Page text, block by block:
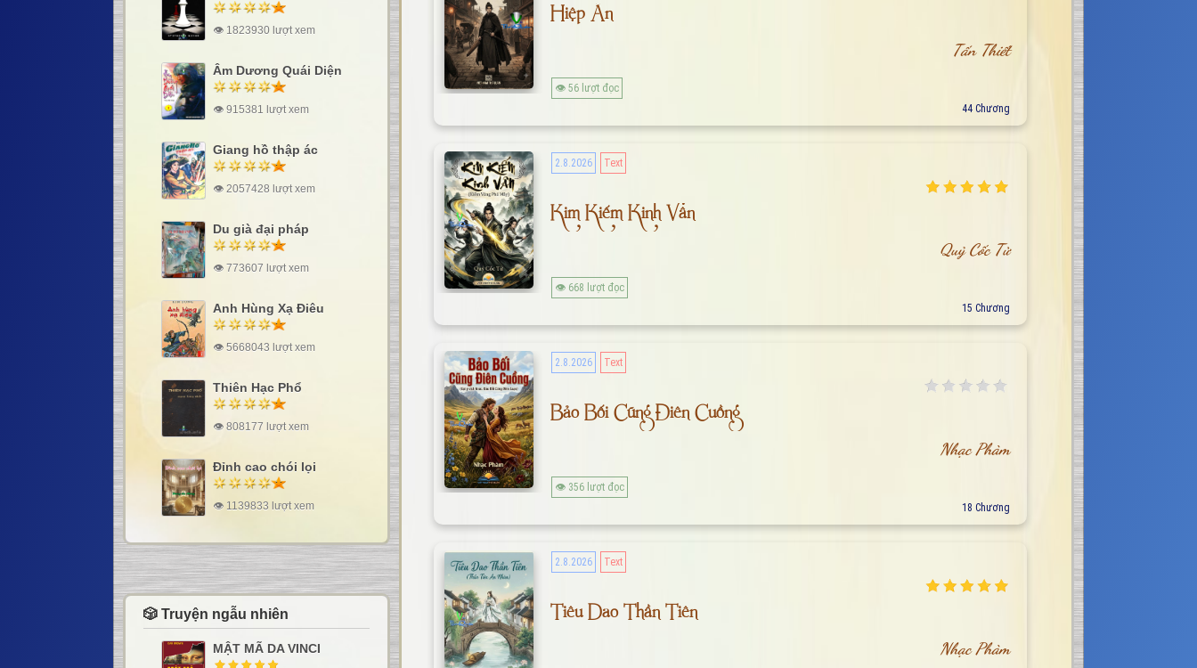
Hiệp Ẩn
Tấn Thiết
👁 56 lượt đọc
44 Chương
2.8.2026 Text
Kim Kiếm Kinh Vân
Quỷ Cốc Tử
👁 668 lượt đọc
15 Chương
2.8.2026 Text
Bảo Bối Cũng Điên Cuồng
Nhạc Phàm
👁 356 lượt đọc
18 Chương
2.8.2026 Text
Tiêu Dao Thần Tiên
Nhạc Phàm
👁 1823930 lượt xem
Âm Dương Quái Diện
👁 915381 lượt xem
Giang hồ thập ác
👁 2057428 lượt xem
Du già đại pháp
👁 773607 lượt xem
Anh Hùng Xạ Điêu
👁 5668043 lượt xem
Thiên Hạc Phổ
👁 808177 lượt xem
Đỉnh cao chói lọi
👁 1139833 lượt xem
🎲 Truyện ngẫu nhiên
MẬT MÃ DA VINCI